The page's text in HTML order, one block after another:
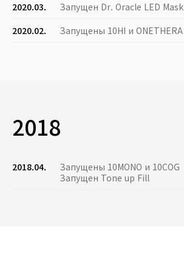
2020.03.
Запущен Dr. Oracle LED Mask
2020.02.
Запущены 10HI и ONETHERA
2018
2018.04.
Запущены 10MONO и 10COG
Запущен Tone up Fill